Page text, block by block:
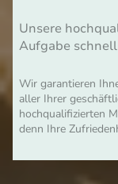
Unsere
Aufgabe
Wir garantieren
aller Ihrer
hochqualifizierten
denn Ihre